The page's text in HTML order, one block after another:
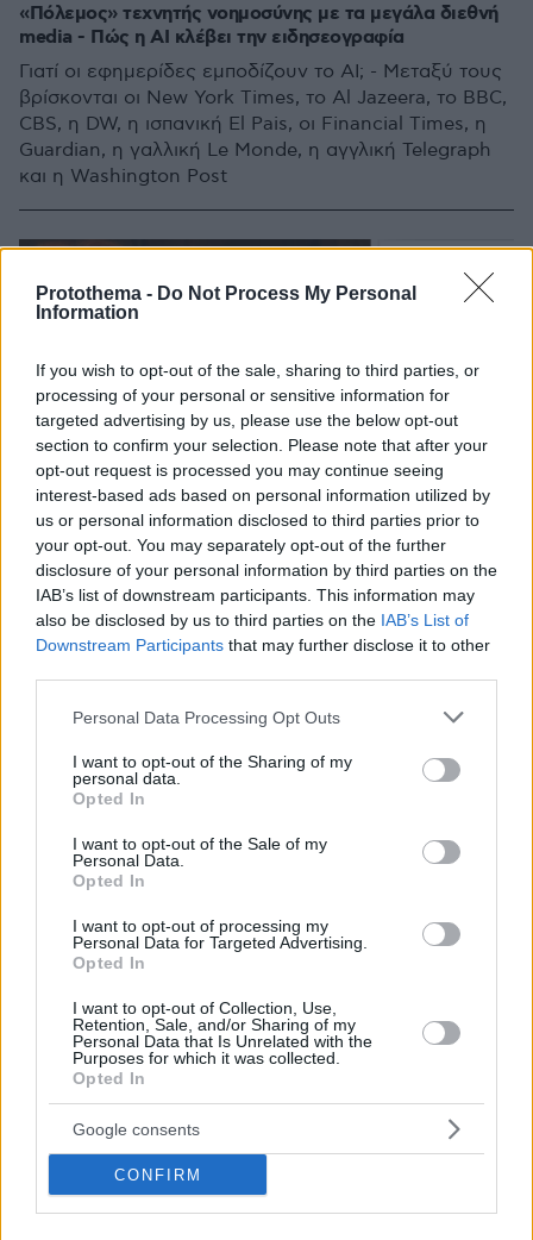
Protothema - Do Not Process My Personal
Information
If you wish to opt-out of the sale, sharing to third parties, or
processing of your personal or sensitive information for
targeted advertising by us, please use the below opt-out
section to confirm your selection. Please note that after your
opt-out request is processed you may continue seeing
interest-based ads based on personal information utilized by
us or personal information disclosed to third parties prior to
your opt-out. You may separately opt-out of the further
disclosure of your personal information by third parties on the
IAB’s list of downstream participants. This information may
also be disclosed by us to third parties on the IAB’s List of
Downstream Participants that may further disclose it to other
Please note that this website/app uses one or more Google
not limited to your visit or usage behaviour. You may click to
grant or deny consent to Google and its third-party tags to
use your data for below specified purposes in below Google
consent section.
Personal Data Processing Opt Outs
I want to opt-out of the Sharing of my
personal data.
Opted In
I want to opt-out of the Sale of my
Personal Data.
Opted In
I want to opt-out of processing my
Personal Data for Targeted Advertising.
Opted In
I want to opt-out of Collection, Use,
Retention, Sale, and/or Sharing of my
Personal Data that Is Unrelated with the
Purposes for which it was collected.
Opted In
Google consents
CONFIRM
«Πόλεμος» τεχνητής νοημοσύνης με τα μεγάλα διεθνή
media - Πώς η ΑΙ κλέβει την ειδησεογραφία
Γιατί οι εφημερίδες εμποδίζουν το AI; - Μεταξύ τους
βρίσκονται οι New York Times, το Al Jazeera, το BBC,
CBS, η DW, η ισπανική El Pais, οι Financial Times, η
Guardian, η γαλλική Le Monde, η αγγλική Telegraph
και η Washington Post
«Ο κύριος Μ»: Η Μάρω Λεονάρδου μιλάει στο «Θέμα»
για το νέο της βιβλίο
Η ιστορία ενός ορφανού παιδιού από ένα ψαροχώρι
των Κυθήρων με τη βοήθεια πέντε ξωτικών γίνεται
δημοσιογράφος, παρουσιαστής ειδήσεων και
καναλάρχης!
16.06.2023, 11:07